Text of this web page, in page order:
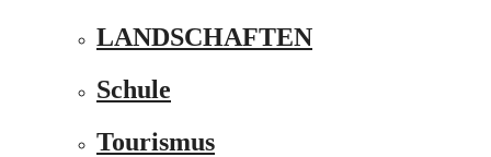
LANDSCHAFTEN
Schule
Tourismus